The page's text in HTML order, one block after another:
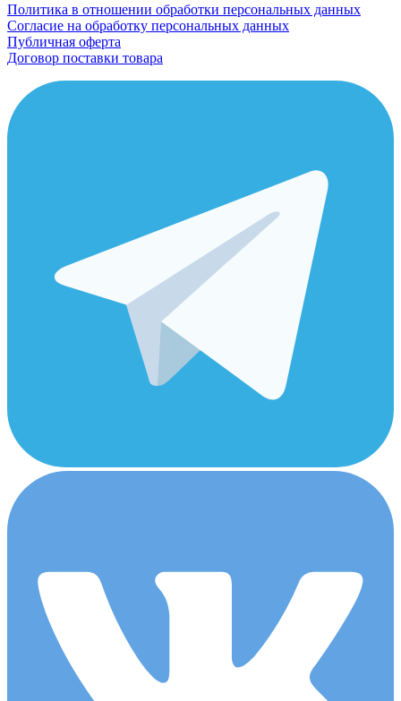
Политика в отношении обработки персональных данных
Согласие на обработку персональных данных
Публичная оферта
Договор поставки товара